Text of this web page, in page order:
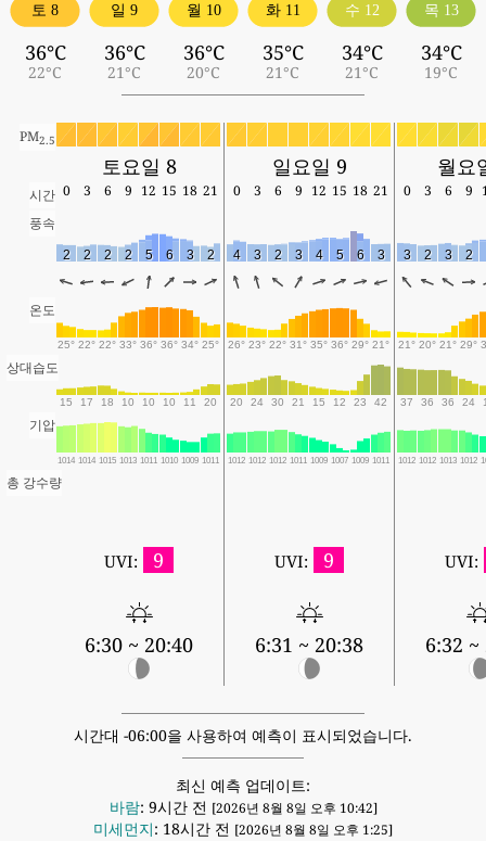
토 8
36°C
22°C
일 9
36°C
21°C
월 10
36°C
20°C
화 11
35°C
21°C
수 12
34°C
21°C
목 13
34°C
19°C
PM2.5
토요일 8 일요일 9 월요
시간 0 3 6 9 12 15 18 21 0 3 6 9 12 15 18 21 0 3 6 9
풍속
2 2 2 2 5 6 3 2 4 3 2 3 4 5 6 3 3 2 3 2
온도
25° 22° 22° 33° 36° 36° 34° 25° 26° 23° 22° 31° 35° 36° 29° 21° 21° 20° 21° 29°
상대습도
15 17 18 10 10 10 11 20 20 24 30 21 15 12 23 42 37 36 36 24
기압
1014 1014 1015 1013 1011 1010 1009 1011 1012 1012 1012 1011 1009 1007 1009 1011 1012 1012 1013 1012
총 강수량
UVI: 9
6:30 ~ 20:40
UVI: 9
6:31 ~ 20:38
UVI:
6:32 ~
시간대 -06:00을 사용하여 예측이 표시되었습니다.
최신 예측 업데이트:
바람: 9시간 전 [2026년 8월 8일 오후 10:42]
미세먼지: 18시간 전 [2026년 8월 8일 오후 1:25]